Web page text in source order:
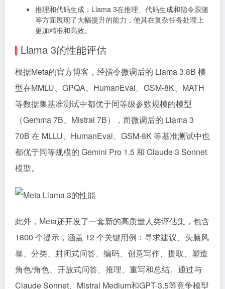
推理和代码生成：Llama 3在推理、代码生成和指令跟随
等方面展现了大幅提升的能力，使其在复杂任务处理上
更加精准和高效。
Llama 3的性能评估
根据Meta的官方博客，经指令微调后的 Llama 3 8B 模
型在MMLU、GPQA、HumanEval、GSM-8K、MATH
等数据集基准测试中都优于同等级参数规模的模型
（Gemma 7B、Mistral 7B），而微调后的 Llama 3
70B 在 MLLU、HumanEval、GSM-8K 等基准测试中也
都优于同等规模的 Gemini Pro 1.5 和 Claude 3 Sonnet
模型。
此外，Meta还开发了一套新的高质量人类评估集，包含
1800 个提示，涵盖 12 个关键用例：寻求建议、头脑风
暴、分类、封闭式问答、编码、创意写作、提取、塑造
角色/角色、开放式问答、推理、重写和总结。通过与
Claude Sonnet、Mistral Medium和GPT-3.5等竞争模型